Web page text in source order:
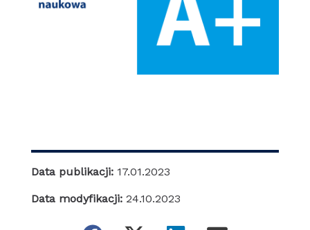
Data publikacji: 17.01.2023
Data modyfikacji: 24.10.2023